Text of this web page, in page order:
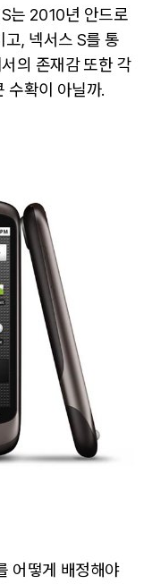
는 2010년 안드로
, 넥서스 S를 통
의 존재감 또한 각
수확이 아닐까.
어떻게 배정해야